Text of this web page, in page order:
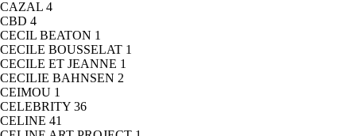
CAZAL 4
CBD 4
CECIL BEATON 1
CECILE BOUSSELAT 1
CECILE ET JEANNE 1
CECILIE BAHNSEN 2
CEIMOU 1
CELEBRITY 36
CELINE 41